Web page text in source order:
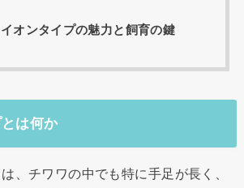
オンタイプの魅力と飼育の鍵
は何か
、チワワの中でも特に手足が長く、